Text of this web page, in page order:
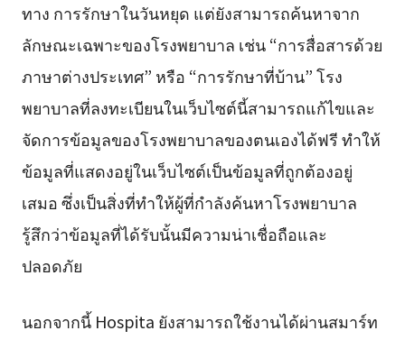
ทาง การรักษาในวันหยุด แต่ยังสามารถค้นหาจาก
ลักษณะเฉพาะของโรงพยาบาล เช่น “การสื่อสารด้วย
ภาษาต่างประเทศ” หรือ “การรักษาที่บ้าน” โรง
พยาบาลที่ลงทะเบียนในเว็บไซต์นี้สามารถแก้ไขและ
จัดการข้อมูลของโรงพยาบาลของตนเองได้ฟรี ทำให้
ข้อมูลที่แสดงอยู่ในเว็บไซต์เป็นข้อมูลที่ถูกต้องอยู่
เสมอ ซึ่งเป็นสิ่งที่ทำให้ผู้ที่กำลังค้นหาโรงพยาบาล
รู้สึกว่าข้อมูลที่ได้รับนั้นมีความน่าเชื่อถือและ
ปลอดภัย
นอกจากนี้ Hospita ยังสามารถใช้งานได้ผ่านสมาร์ท